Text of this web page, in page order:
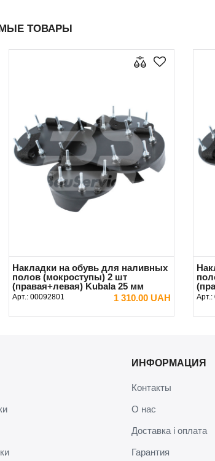
ТОВАРЫ
Накладки на обувь для наливных
полов (мокроступы) 2 шт
(правая+левая) Kubala 25 мм
Арт.: 00092801 1 310.00 UAH
В КОРЗИНУ
Арт.:
ИНФОРМАЦИЯ
Контакты
О нас
Доставка і оплата
Гарантия